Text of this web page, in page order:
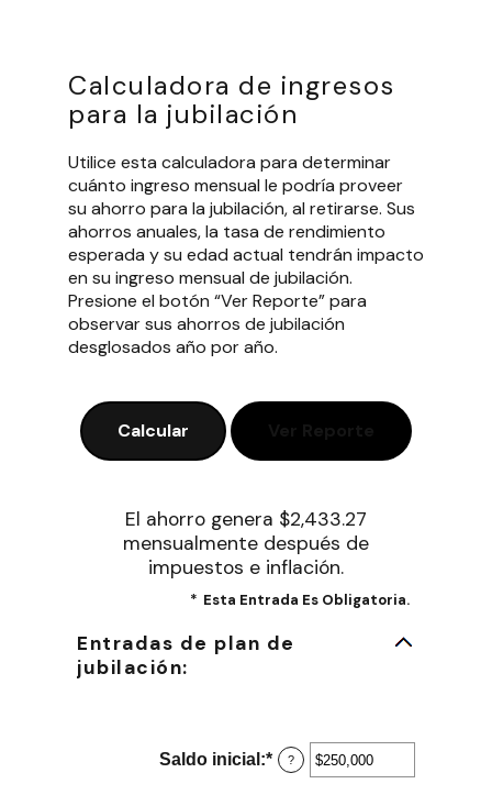
Calculadora de ingresos
para la jubilación
Utilice esta calculadora para determinar
cuánto ingreso mensual le podría proveer
su ahorro para la jubilación, al retirarse. Sus
ahorros anuales, la tasa de rendimiento
esperada y su edad actual tendrán impacto
en su ingreso mensual de jubilación.
Presione el botón “Ver Reporte” para
observar sus ahorros de jubilación
desglosados año por año.
El ahorro genera $2,433.27
mensualmente después de
impuestos e inflación.
* Esta Entrada Es Obligatoria.
Entradas de plan de
jubilación:
Saldo inicial :* Ingresa
un
?